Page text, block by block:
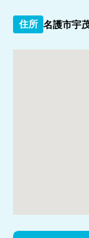
住所 名護市宇